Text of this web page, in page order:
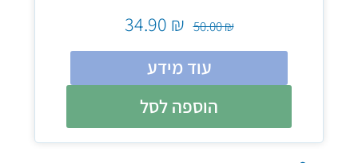
₪
50.00
₪
עוד מידע
הוספה לסל